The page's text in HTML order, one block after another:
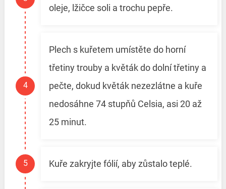
oleje, lžičce soli a trochu pepře.
Plech s kuřetem umístěte do horní
třetiny trouby a květák do dolní třetiny a
pečte, dokud květák nezezlátne a kuře
nedosáhne 74 stupňů Celsia, asi 20 až
25 minut.
Kuře zakryjte fólií, aby zůstalo teplé.